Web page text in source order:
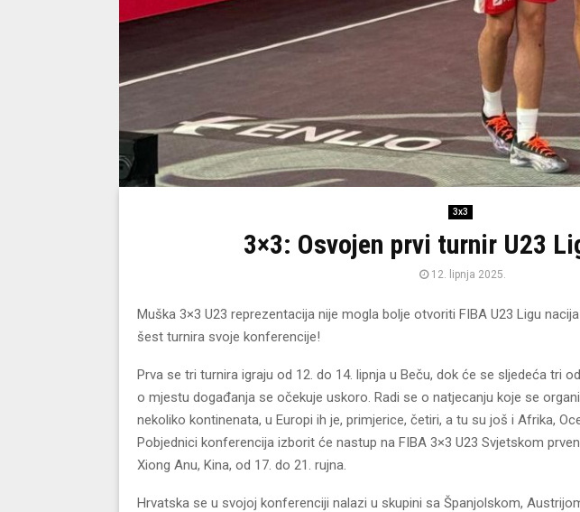
3x3
3×3: Osvojen prvi turnir U23
12. lipnja 2025.
Muška 3×3 U23 reprezentacija nije mogla bolje otvoriti FIBA U23 Ligu
šest turnira svoje konferencije!
Prva se tri turnira igraju od 12. do 14. lipnja u Beču, dok će se sljedeća tri
o mjestu događanja se očekuje uskoro. Radi se o natjecanju koje se
nekoliko kontinenata, u Europi ih je, primjerice, četiri, a tu su još i Afrika,
Pobjednici konferencija izborit će nastup na FIBA 3×3 U23 Svjetskom
Xiong Anu, Kina, od 17. do 21. rujna.
Hrvatska se u svojoj konferenciji nalazi u skupini sa Španjolskom,